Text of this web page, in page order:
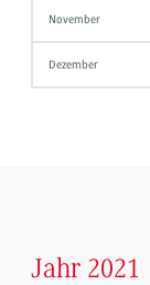
November
Dezember
Jahr 2021